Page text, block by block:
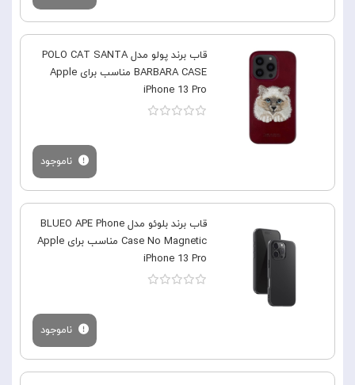
قاب برند پولو مدل POLO CAT SANTA
BARBARA CASE مناسب برای Apple
iPhone 13 Pro
ناموجود
قاب برند بلوئو مدل BLUEO APE Phone
Case No Magnetic مناسب برای Apple
iPhone 13 Pro
ناموجود